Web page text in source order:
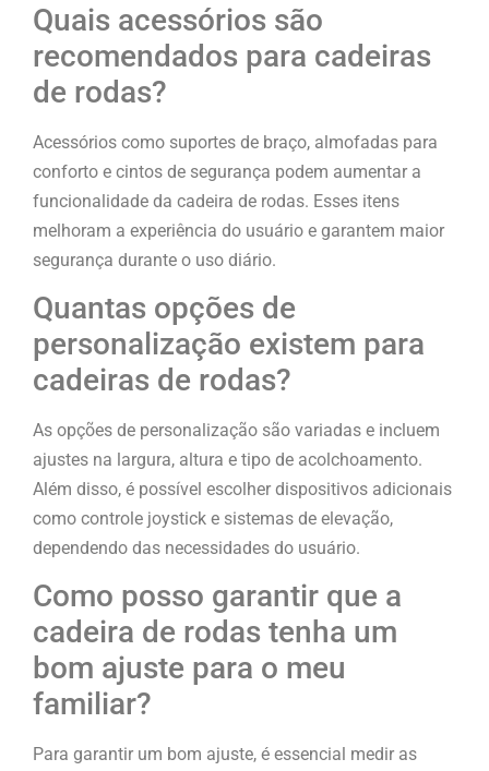
Quais acessórios são
recomendados para cadeiras
de rodas?
Acessórios como suportes de braço, almofadas para
conforto e cintos de segurança podem aumentar a
funcionalidade da cadeira de rodas. Esses itens
melhoram a experiência do usuário e garantem maior
segurança durante o uso diário.
Quantas opções de
personalização existem para
cadeiras de rodas?
As opções de personalização são variadas e incluem
ajustes na largura, altura e tipo de acolchoamento.
Além disso, é possível escolher dispositivos adicionais
como controle joystick e sistemas de elevação,
dependendo das necessidades do usuário.
Como posso garantir que a
cadeira de rodas tenha um
bom ajuste para o meu
familiar?
Para garantir um bom ajuste, é essencial medir as